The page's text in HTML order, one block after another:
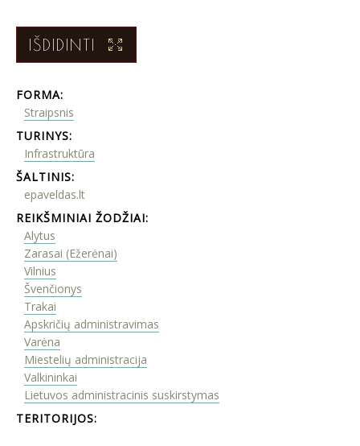
IŠDIDINTI
FORMA:
Straipsnis
TURINYS:
Infrastruktūra
ŠALTINIS:
epaveldas.lt
REIKŠMINIAI ŽODŽIAI:
Alytus
Zarasai (Ežerėnai)
Vilnius
Švenčionys
Trakai
Apskričių administravimas
Varėna
Miestelių administracija
Valkininkai
Lietuvos administracinis suskirstymas
TERITORIJOS: